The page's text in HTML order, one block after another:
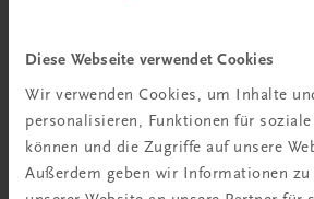
Diese Webseite verwendet Cookies
Wir verwenden Cookies, um Inhalte
personalisieren, Funktionen für
können und die Zugriffe auf unsere
Außerdem geben wir Informationen zu
Rabattcode erhalten
Newsletter abonnieren
& Versandkosten